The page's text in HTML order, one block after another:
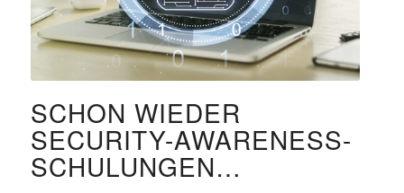
SCHON WIEDER
SECURITY-AWARENESS-
SCHULUNGEN…